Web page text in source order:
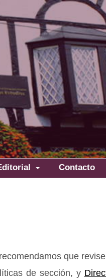
Contacto
que
de sección, y